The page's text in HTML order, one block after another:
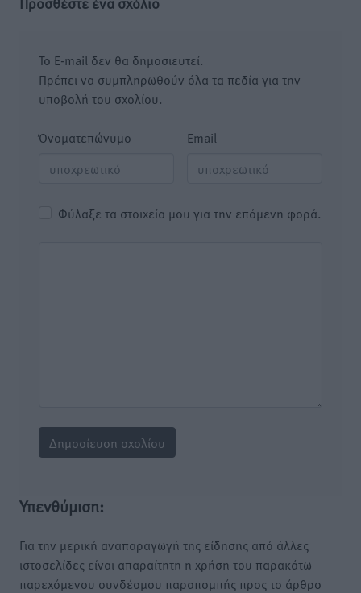
Το E-mail δεν θα δημοσιευτεί.
Πρέπει να συμπληρωθούν όλα τα πεδία για την
υποβολή του σχολίου.
Όνοματεπώνυμο Email
Φύλαξε τα στοιχεία μου για την επόμενη φορά.
Υπενθύμιση:
Για την μερική αναπαραγωγή της είδησης από άλλες
ιστοσελίδες είναι απαραίτητη η χρήση του παρακάτω
παρεχόμενου συνδέσμου παραπομπής προς το άρθρο